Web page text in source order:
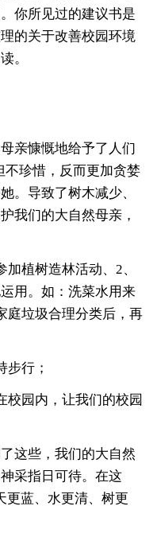
你所见过的建议书是
的关于改善校园环境
。
亲慷慨地给予了人们
珍惜，反而更加贪婪
。导致了树木减少、
我们的大自然母亲，
植树造林活动、2、
用。如：洗菜水用来
庭垃圾合理分类后，再
步行；
校园内，让我们的校园
这些，我们的大自然
采指日可待。在这
更蓝、水更清、树更